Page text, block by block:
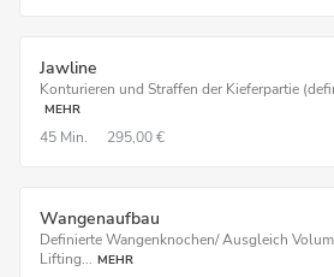
Jawline
Konturieren und Straffen der Kieferpartie
MEHR
45 Min. 295,00 €
Wangenaufbau
Definierte Wangenknochen/ Ausgleich
Lifting... MEHR